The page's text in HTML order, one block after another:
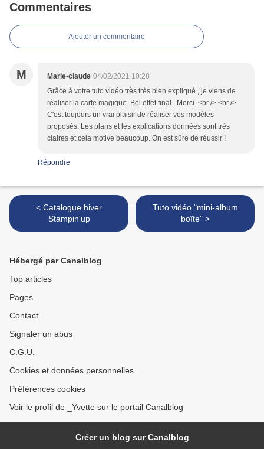
Commentaires
Ajouter un commentaire
M Marie-claude 04/02/2021 10:28
Grâce à votre tuto vidéo très très bien expliqué , je viens de
réaliser la carte magique. Bel effet final . Merci .<br /> <br />
C'est toujours un vrai plaisir de réaliser vos modèles
proposés. Les plans et les explications données sont très
claires et cela motive beaucoup. On est sûre de réussir !
Répondre
< Catalogue hiver
Stampin'up
Tuto vidéo "mini-album
boîte" >
Hébergé par Canalblog
Top articles
Pages
Contact
Signaler un abus
C.G.U.
Cookies et données personnelles
Préférences cookies
Voir le profil de _Yvette sur le portail Canalblog
Créer un blog sur Canalblog